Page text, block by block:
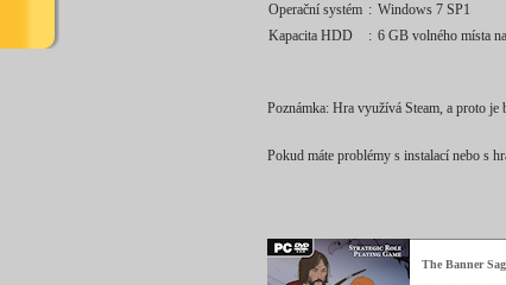
Operační systém : Windows 7 SP1
Kapacita HDD
: 6 GB volného místa
Poznámka: Hra využívá Steam, a proto
Pokud máte problémy s instalací nebo s
The Banner